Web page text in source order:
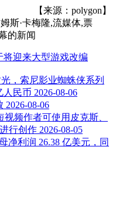
【来源：polygon】
斯·卡梅隆,流媒体,票
的新闻
将迎来大型游戏改编
，索尼影业蜘蛛侠系列
人民币 2026-08-06
2026-08-06
频作者可使用皮克斯、
行创作 2026-08-05
净利润 26.38 亿美元，同